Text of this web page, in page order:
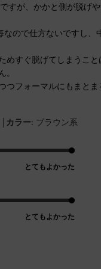
すが、かかと側が脱げ
なので仕方ないですし、
めすぐ脱げてしまうこと
。
つフォーマルにもまと
| カラー: ブラウン系
とてもよかった
とてもよかった